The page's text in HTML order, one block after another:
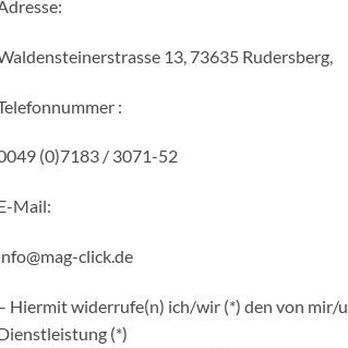
13, 73635 Rudersberg,
:
(0)7183 / 3071-52
Mail:
click.de
Hiermit widerrufe(n) ich/wir (*) den von mir/
(*)